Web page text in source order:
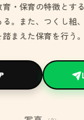
・保育の特徴とす
。また、つくし組
まえた保育を行う。